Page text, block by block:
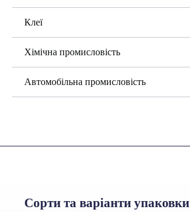
Клеї
Хімічна промисловість
Автомобільна промисловість
Сорти та варіанти упаковки